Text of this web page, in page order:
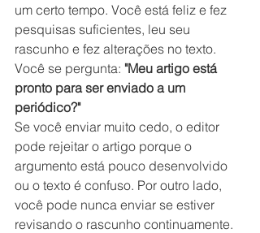
um certo tempo. Você está feliz e fez
pesquisas suficientes, leu seu
rascunho e fez alterações no texto.
Você se pergunta: "Meu artigo está
pronto para ser enviado a um
periódico?"
Se você enviar muito cedo, o editor
pode rejeitar o artigo porque o
argumento está pouco desenvolvido
ou o texto é confuso. Por outro lado,
você pode nunca enviar se estiver
revisando o rascunho continuamente.